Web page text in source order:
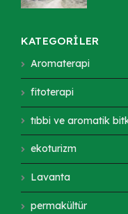
KATEGORİLER
Aromaterapi
fitoterapi
tıbbi ve aromatik
ekoturizm
Lavanta
permakültür